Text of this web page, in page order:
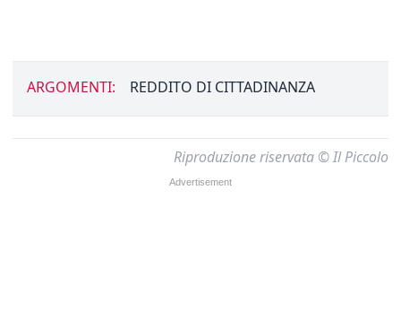
ARGOMENTI: REDDITO DI CITTADINANZA
Riproduzione riservata © Il Piccolo